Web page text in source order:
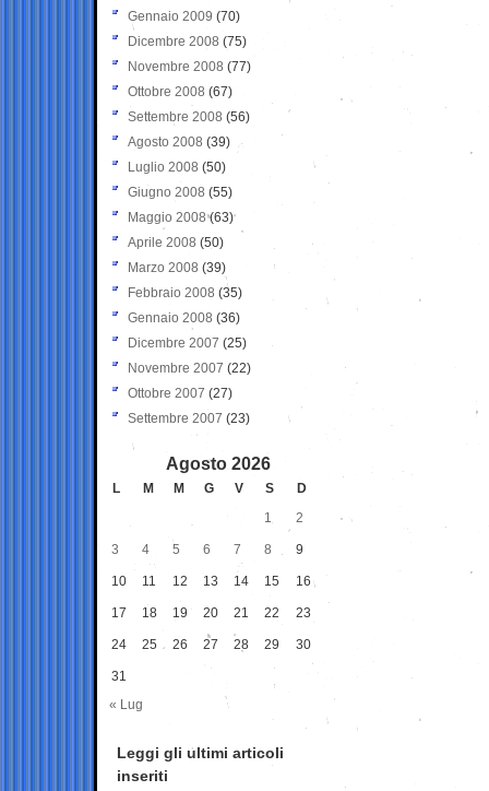
Gennaio 2009 (70)
Dicembre 2008 (75)
Novembre 2008 (77)
Ottobre 2008 (67)
Settembre 2008 (56)
Agosto 2008 (39)
Luglio 2008 (50)
Giugno 2008 (55)
Maggio 2008(63)
Aprile 2008 (50)
Marzo 2008 (39)
Febbraio 2008 (35)
Gennaio 2008 (36)
Dicembre 2007 (25)
Novembre 2007 (22)
Ottobre 2007 (27)
Settembre 2007 (23)
Agosto 2026
L M M G V S
D
1
2
3 4 5 6 7 8 9
10 11 12 13 14 15 16
17 18 19 20 21 22 23
24 25 26 27 28 29 30
31
« Lug
Leggi gli ultimi articoli
inseriti